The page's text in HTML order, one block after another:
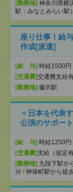
[勤務地] 神奈川県横
駅：みなとみらい駅）
座り仕事！給
作成[派遣]
[給 与] 時給1500円
[交通費]交通費支給
[勤務地] 藤沢駅
＜日本を代表
公演のサポー
[給 与] 時給1250円
[交通費]支給（規定有
[勤務地] 九段下駅か
分 / 神保町駅から徒